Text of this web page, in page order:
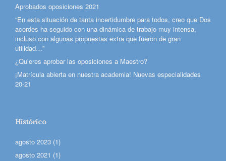
Aprobados oposiciones 2021
“En esta situación de tanta incertidumbre para todos, creo que Dos
acordes ha seguido con una dinámica de trabajo muy intensa,
incluso con algunas propuestas extra que fueron de gran
utilidad…”
¿Quieres aprobar las oposiciones a Maestro?
¡Matrícula abierta en nuestra academia! Nuevas especialidades
20-21
Histórico
agosto 2023 (1)
agosto 2021 (1)